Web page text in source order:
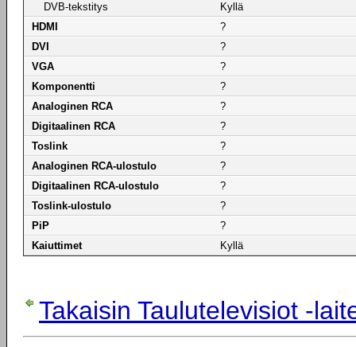
DVB-tekstitys
Kyllä
HDMI
?
DVI
?
VGA
?
Komponentti
?
Analoginen RCA
?
Digitaalinen RCA
?
Toslink
?
Analoginen RCA-ulostulo
?
Digitaalinen RCA-ulostulo
?
Toslink-ulostulo
?
PiP
?
Kaiuttimet
Kyllä
Takaisin Taulutelevisiot -